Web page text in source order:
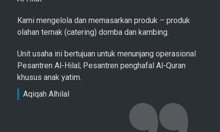
Kami mengelola dan memasarkan produk – produk
olahan ternak (catering) domba dan kambing.
Unit usaha ini bertujuan untuk menunjang operasional
Pesantren Al-Hilal; Pesantren penghafal Al-Quran
khusus anak yatim.
Aqiqah Alhilal